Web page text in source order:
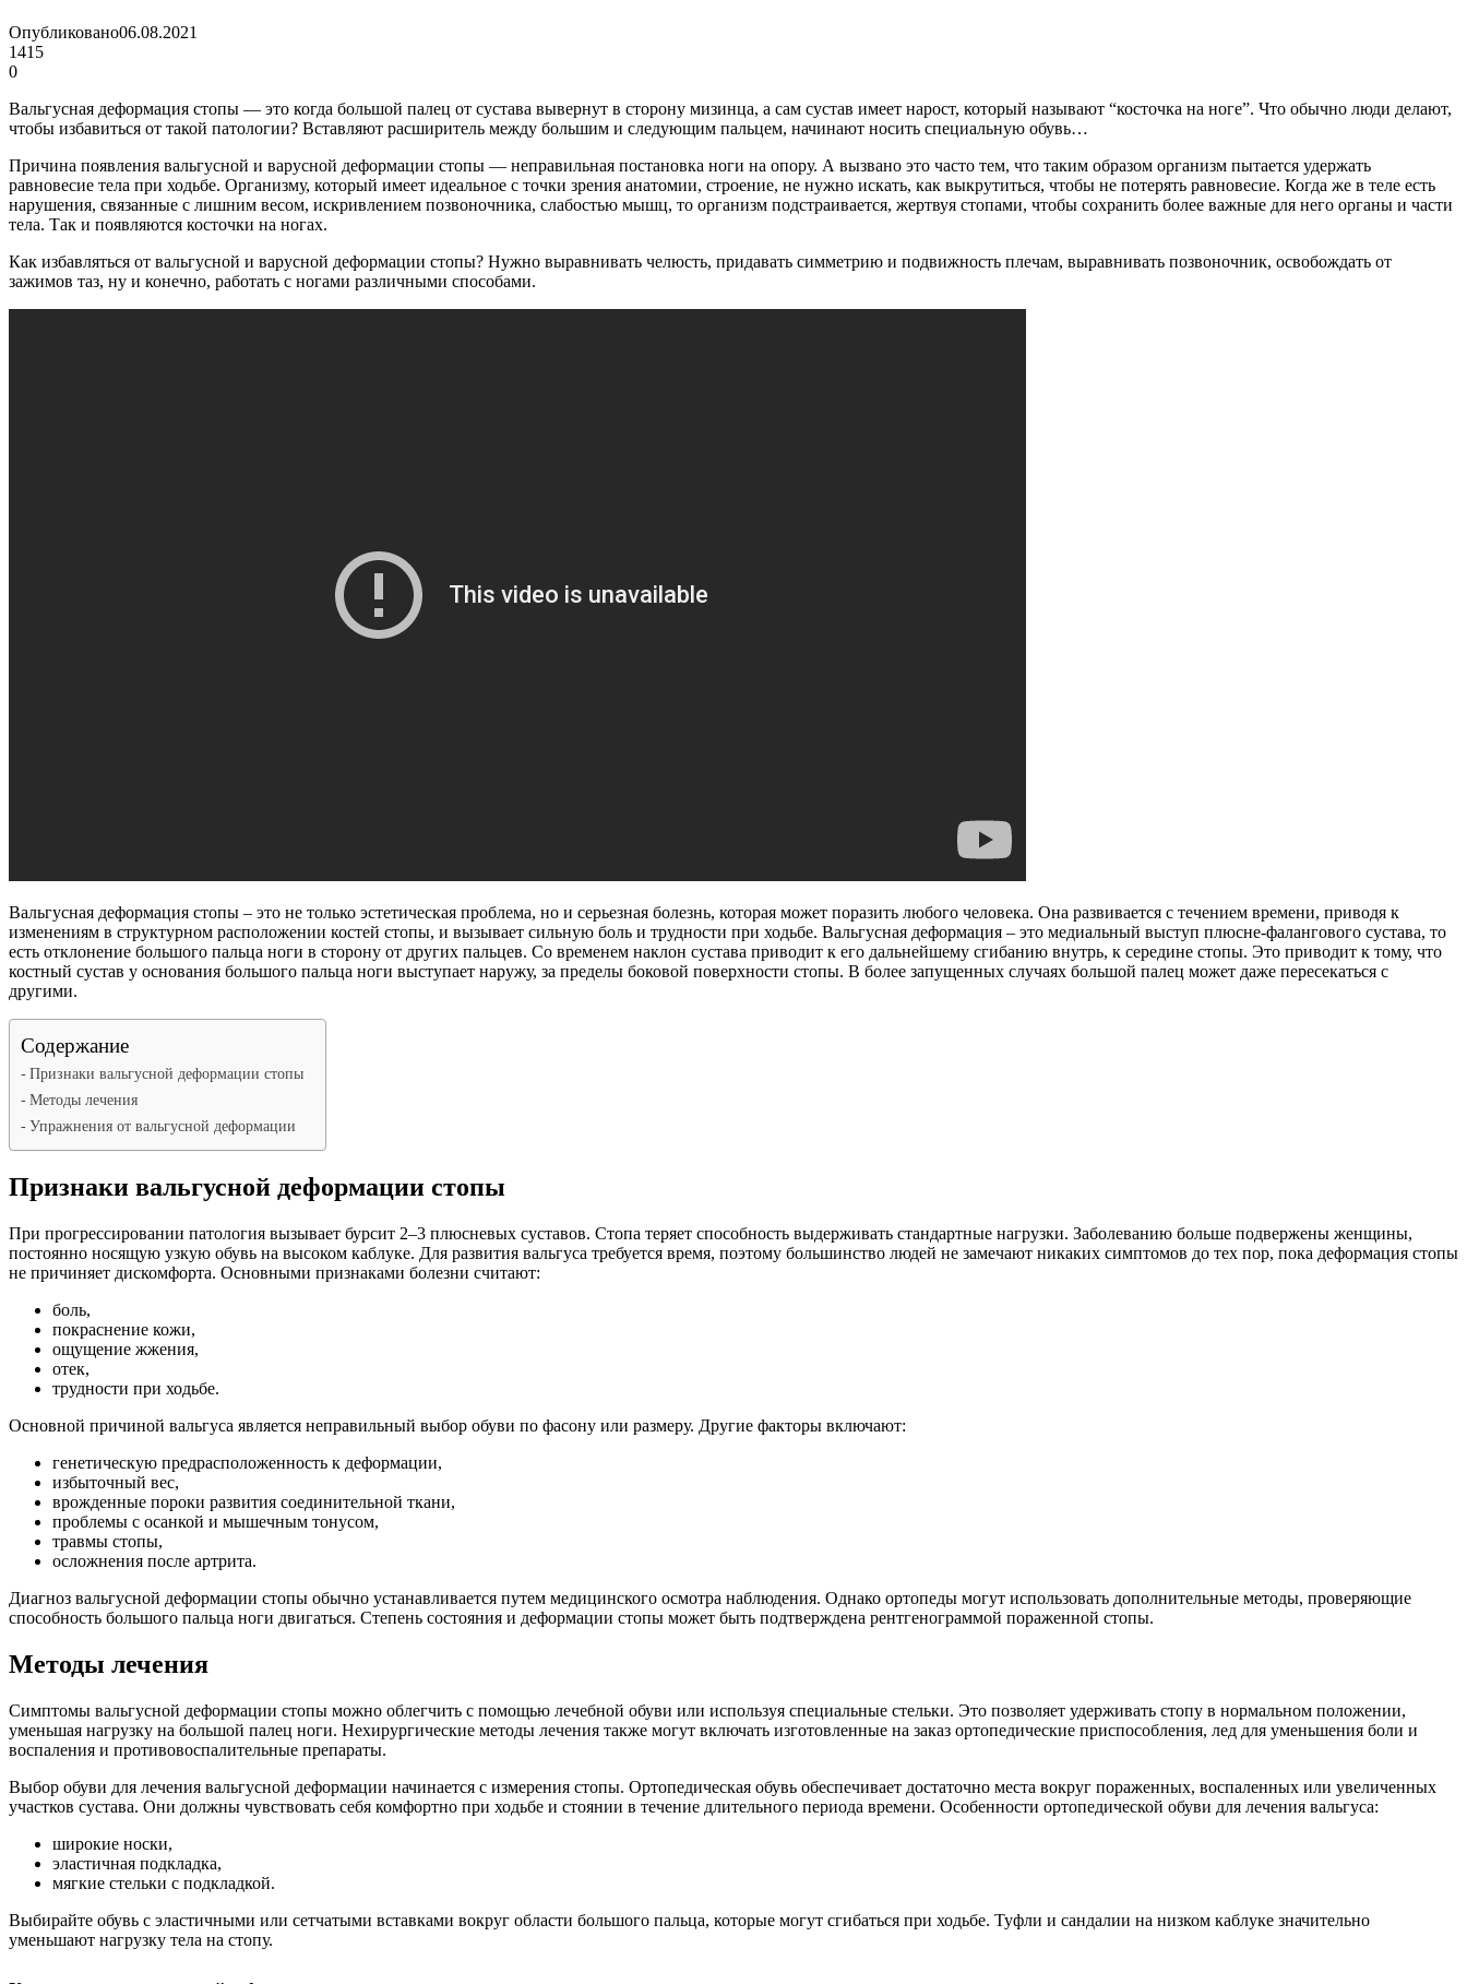
Опубликовано06.08.2021
1415
0
Вальгусная деформация стопы — это когда большой палец от сустава вывернут в сторону мизинца, а сам сустав имеет нарост, который называют “косточка на ноге”. Что обычно люди делают,
чтобы избавиться от такой патологии? Вставляют расширитель между большим и следующим пальцем, начинают носить специальную обувь…
Причина появления вальгусной и варусной деформации стопы — неправильная постановка ноги на опору. А вызвано это часто тем, что таким образом организм пытается удержать
равновесие тела при ходьбе. Организму, который имеет идеальное с точки зрения анатомии, строение, не нужно искать, как выкрутиться, чтобы не потерять равновесие. Когда же в теле есть
нарушения, связанные с лишним весом, искривлением позвоночника, слабостью мышц, то организм подстраивается, жертвуя стопами, чтобы сохранить более важные для него органы и части
тела. Так и появляются косточки на ногах.
Как избавляться от вальгусной и варусной деформации стопы? Нужно выравнивать челюсть, придавать симметрию и подвижность плечам, выравнивать позвоночник, освобождать от
зажимов таз, ну и конечно, работать с ногами различными способами.
Вальгусная деформация стопы – это не только эстетическая проблема, но и серьезная болезнь, которая может поразить любого человека. Она развивается с течением времени, приводя к
изменениям в структурном расположении костей стопы, и вызывает сильную боль и трудности при ходьбе. Вальгусная деформация – это медиальный выступ плюсне-фалангового сустава, то
есть отклонение большого пальца ноги в сторону от других пальцев. Cо временем наклон сустава приводит к его дальнейшему сгибанию внутрь, к середине стопы. Это приводит к тому, что
костный сустав у основания большого пальца ноги выступает наружу, за пределы боковой поверхности стопы. В более запущенных случаях большой палец может даже пересекаться с
другими.
Содержание
Признаки вальгусной деформации стопы
Методы лечения
Упражнения от вальгусной деформации
Признаки вальгусной деформации стопы
При прогрессировании патология вызывает бурсит 2–3 плюсневых суставов. Стопа теряет способность выдерживать стандартные нагрузки. Заболеванию больше подвержены женщины,
постоянно носящую узкую обувь на высоком каблуке. Для развития вальгуса требуется время, поэтому большинство людей не замечают никаких симптомов до тех пор, пока деформация стопы
не причиняет дискомфорта. Основными признаками болезни считают:
боль,
покраснение кожи,
ощущение жжения,
отек,
трудности при ходьбе.
Основной причиной вальгуса является неправильный выбор обуви по фасону или размеру. Другие факторы включают:
генетическую предрасположенность к деформации,
избыточный вес,
врожденные пороки развития соединительной ткани,
проблемы с осанкой и мышечным тонусом,
травмы стопы,
осложнения после артрита.
Диагноз вальгусной деформации стопы обычно устанавливается путем медицинского осмотра наблюдения. Однако ортопеды могут использовать дополнительные методы, проверяющие
способность большого пальца ноги двигаться. Степень состояния и деформации стопы может быть подтверждена рентгенограммой пораженной стопы.
Методы лечения
Симптомы вальгусной деформации стопы можно облегчить с помощью лечебной обуви или используя специальные стельки. Это позволяет удерживать стопу в нормальном положении,
уменьшая нагрузку на большой палец ноги. Нехирургические методы лечения также могут включать изготовленные на заказ ортопедические приспособления, лед для уменьшения боли и
воспаления и противовоспалительные препараты.
Выбор обуви для лечения вальгусной деформации начинается с измерения стопы. Ортопедическая обувь обеспечивает достаточно места вокруг пораженных, воспаленных или увеличенных
участков сустава. Они должны чувствовать себя комфортно при ходьбе и стоянии в течение длительного периода времени. Особенности ортопедической обуви для лечения вальгуса:
широкие носки,
эластичная подкладка,
мягкие стельки с подкладкой.
Выбирайте обувь с эластичными или сетчатыми вставками вокруг области большого пальца, которые могут сгибаться при ходьбе. Туфли и сандалии на низком каблуке значительно
уменьшают нагрузку тела на стопу.